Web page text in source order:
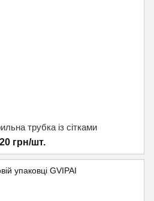
трубка із сітками
грн/шт.